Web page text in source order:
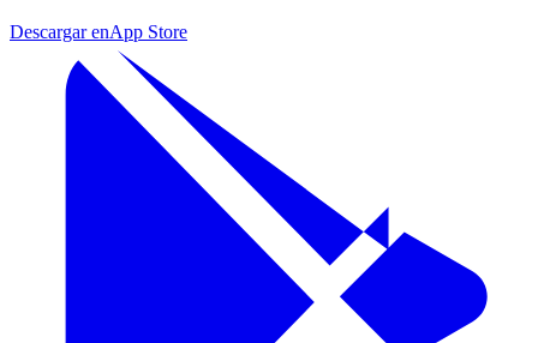
Descargar enApp Store